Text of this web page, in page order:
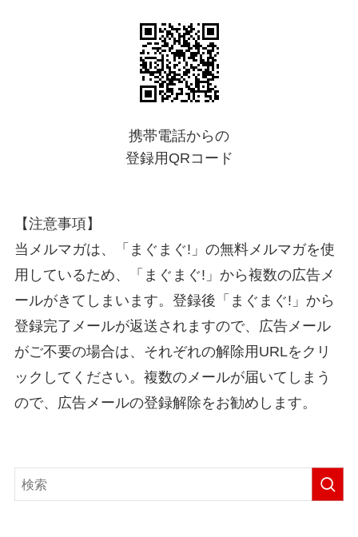
携帯電話からの
登録用QRコード
【注意事項】
当メルマガは、「まぐまぐ!」の無料メルマガを使
用しているため、「まぐまぐ!」から複数の広告メ
ールがきてしまいます。登録後「まぐまぐ!」から
登録完了メールが返送されますので、広告メール
がご不要の場合は、それぞれの解除用URLをクリ
ックしてください。複数のメールが届いてしまう
ので、広告メールの登録解除をお勧めします。